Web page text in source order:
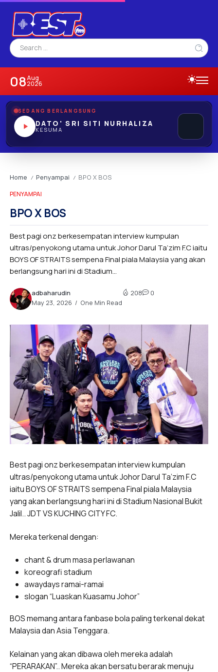
08Aug
2026
SEDANG BERLANGSUNG
DATO' SRI SITI NURHALIZA
KESUMA
Home / Penyampai / BPO X BOS
PENYAMPAI
BPO X BOS
Best pagi onz berkesempatan interview kumpulan
ultras/penyokong utama untuk Johor Darul Ta’zim F.C iaitu
BOYS OF STRAITS sempena Final piala Malaysia yang akan
berlangsung hari ini di Stadium...
adbaharudin
May 23, 2026
One Min Read
208 0
Best pagi onz berkesempatan interview kumpulan
ultras/penyokong utama untuk Johor Darul Ta’zim F.C
iaitu BOYS OF STRAITS sempena Final piala Malaysia
yang akan berlangsung hari ini di Stadium Nasional Bukit
Jalil.. JDT VS KUCHING CITY FC.
Mereka terkenal dengan:
chant & drum masa perlawanan
koreografi stadium
awaydays ramai-ramai
slogan “Luaskan Kuasamu Johor”
BOS memang antara fanbase bola paling terkenal dekat
Malaysia dan Asia Tenggara.
Kelainan yang akan dibawa oleh mereka adalah
“PERARAKAN”.. Mereka akan bersatu berarak menuju